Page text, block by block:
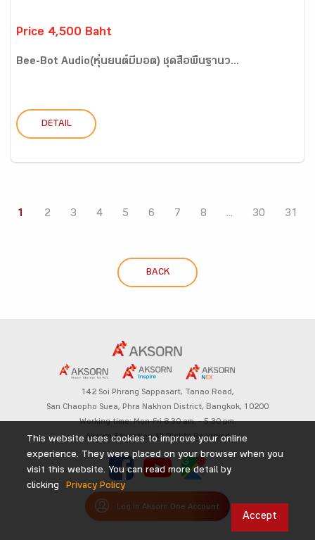
Price 4,500 Baht
Bee-Bot Audio(หุ่นยนต์บีบอต) ชุดสื่อพื้นฐานว...
DETAIL
1 2 3 4 5 6 7 8 ... 30 31
BACK
142 Soi Phrang Sappasart, Tanao Road,
San Chaopho Suea, Phra Nakhon District, Bangkok, 10200
Working time: Mon-Fri 8.30 am. – 5.30 pm.
Aksorn Education All Rights Reserved
Log in Aksorn One Account
This website uses cookies to improve your online
experience. They were placed on your browser when you
visit this website. You can read more detail by
clicking
Privacy Policy
Accept